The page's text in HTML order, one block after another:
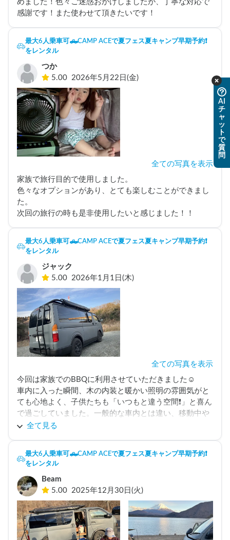
めました！色々ご迷惑おかけしましたが、丁寧な対応で
感謝です！また使わせて頂きたいです！
最大6人乗車可🛻CAMP ACEで夏フェス夏キャンプ早期予約❗️
をレンタル
つか
5.00 2026年5月22日(金)
全ての写真を表示
家族で旅行目的で使用しました。
色々なオプションがあり、とても楽しむことができまし
た。
最大6人乗車可🛻CAMP ACEで夏フェス夏キャンプ早期予約❗️
をレンタル
ジャック
5.00 2026年1月1日(木)
全ての写真を表示
今回は家族でのBBQに利用させていただきました☺️
車内に入った瞬間、木の内装と暖かい照明の雰囲気がと
ても心地よく、子供たちも「いつもと違う空間❗️」と喜ん
で過ごしていました。一般的な車内とは違い、移動中や
待ち時間も楽しく過ごせました🚗
だあとに車内で一息つける時間は、小さい子供がいる親
電源も使えるため、スマホの充電やお湯を沸かすなどの
ちょっとしたことができ、家族連れには満足できる内容
でした。受け渡しや説明も丁寧で、初めての利用でも不
安なく使えました。
全て見る
最大6人乗車可🛻CAMP ACEで夏フェス夏キャンプ早期予約❗️
をレンタル
Beam
5.00 2025年12月30日(火)
AI
チ
ャ
ッ
ト
で
質
問